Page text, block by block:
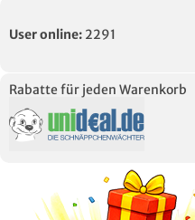
User online: 2291
Rabatte für jeden Warenkorb